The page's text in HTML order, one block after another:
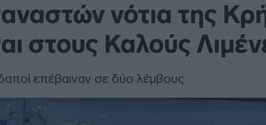
νότια της
στους Καλούς
επέβαιναν σε δύο λέμβους